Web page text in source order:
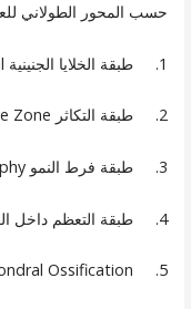
حسب المحور الطولاني
1. طبقة الخلايا الجنينية Germinal أو منطقة الراحة Resting Zone
2. طبقة التكاثر Proliferative Zone
3. طبقة فرط النمو The Zone of Hypertrophy
4. طبقة التعظم داخل الغضروفي
5. The Zone of Enchondral Ossification